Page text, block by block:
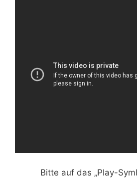
Bitte auf das „Play-